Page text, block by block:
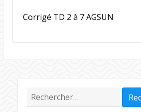
Corrigé TD 2 à 7 AGSUN
Rechercher :